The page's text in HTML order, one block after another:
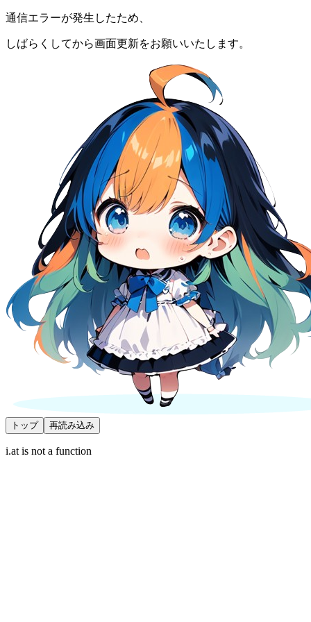
通信エラーが発生したため、
しばらくしてから画面更新をお願いいたします。
トップ 再読み込み
i.at is not a function